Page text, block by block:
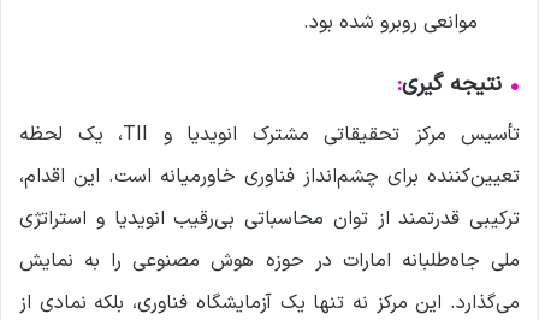
موانعی روبرو شده بود.
• نتیجه گیری:
تأسیس مرکز تحقیقاتی مشترک انویدیا و TII، یک لحظه
تعیین‌کننده برای چشم‌انداز فناوری خاورمیانه است. این اقدام،
ترکیبی قدرتمند از توان محاسباتی بی‌رقیب انویدیا و استراتژی
ملی جاه‌طلبانه امارات در حوزه هوش مصنوعی را به نمایش
می‌گذارد. این مرکز نه تنها یک آزمایشگاه فناوری، بلکه نمادی از